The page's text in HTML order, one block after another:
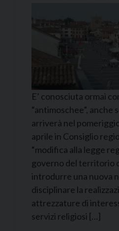
E’ conosciuta ormai
“antimoschee”, anche
arriverà nel
aprile in Consiglio
“modifica alla legge
governo del territorio
introdurre una nuova
disciplinare la
attrezzature di
servizi religiosi […]